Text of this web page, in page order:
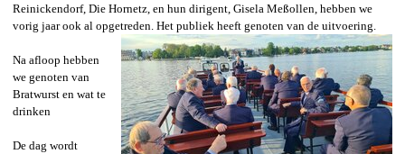
Reinickendorf, Die Hornetz, en hun dirigent, Gisela Meßollen, hebben we
vorig jaar ook al opgetreden. Het publiek heeft genoten van de uitvoering.
Na afloop hebben
we genoten van
Bratwurst en wat te
drinken
De dag wordt